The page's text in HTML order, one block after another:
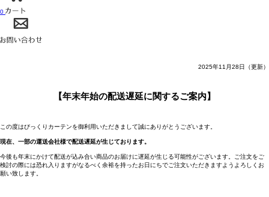
0
2025年11月28日（更新）
【年末年始の配送遅延に関するご案内】
この度はびっくりカーテンを御利用いただきまして誠にありがとうございます。
現在、一部の運送会社様で配送遅延が生じております。
今後も年末にかけて配送が込み合い商品のお届けに遅延が生じる可能性がございます。ご注文をご
検討の際には恐れ入りますがなるべく余裕を持ったお日にちでご注文いただきますようよろしくお
願い致します。